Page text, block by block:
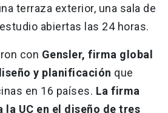
terraza exterior, una sala de
abiertas las 24 horas.
con Gensler, firma global
y planificación que
en 16 países. La firma
la UC en el diseño de tres